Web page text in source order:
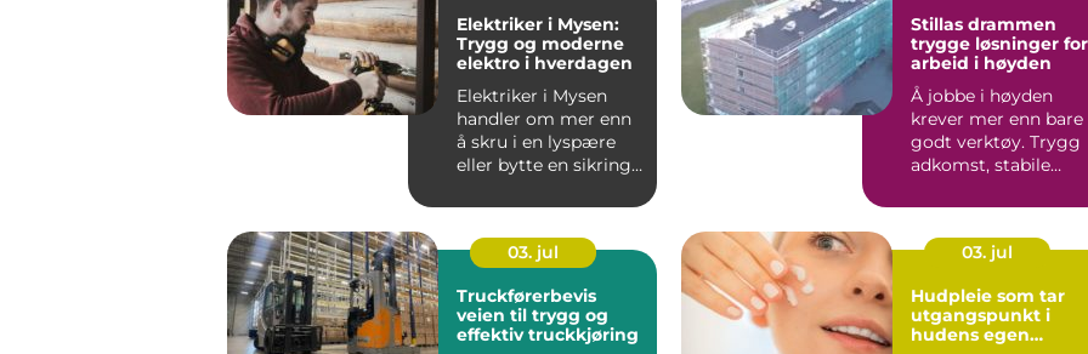
Elektriker i Mysen:
Trygg og moderne
elektro i hverdagen
Elektriker i Mysen
handler om mer enn
å skru i en lyspære
eller bytte en sikring.
Stillas drammen
trygge løsninger for
arbeid i høyden
Å jobbe i høyden
krever mer enn bare
godt verktøy. Trygg
adkomst, stabile
og rikt...
03. jul
Truckførerbevis
veien til trygg og
effektiv truckkjøring
03. jul
Hudpleie som tar
utgangspunkt i
hudens egen